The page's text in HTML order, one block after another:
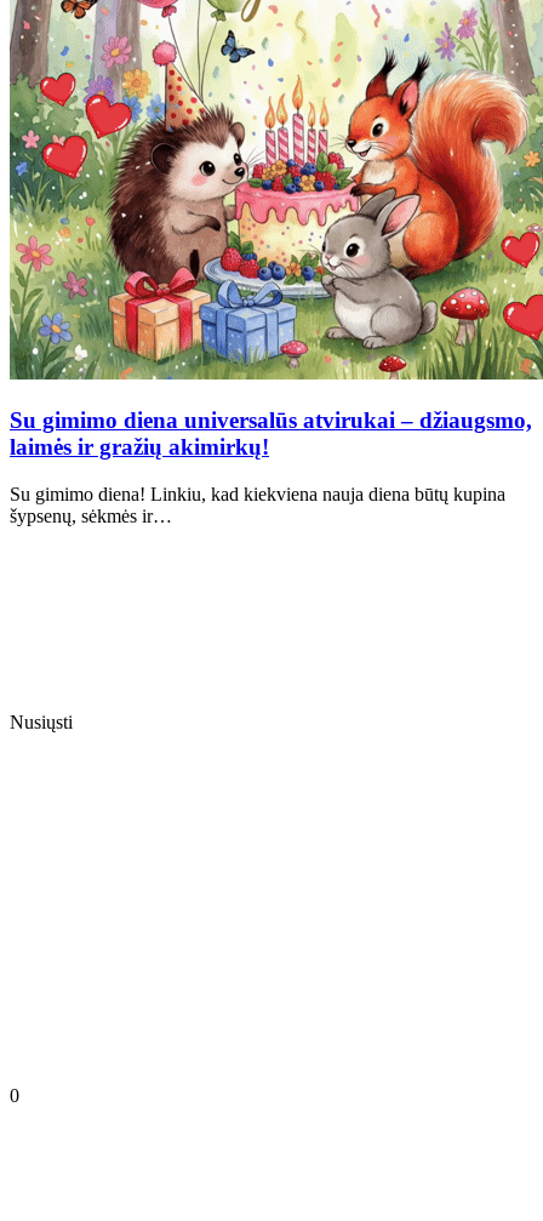
Su gimimo diena universalūs atvirukai – džiaugsmo,
laimės ir gražių akimirkų!
Su gimimo diena! Linkiu, kad kiekviena nauja diena būtų kupina
šypsenų, sėkmės ir…
Nusiųsti
0